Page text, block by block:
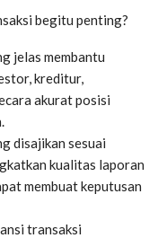
begitu penting?
jelas membantu
kreditur,
akurat posisi
disajikan sesuai
kualitas laporan
membuat keputusan
transaksi